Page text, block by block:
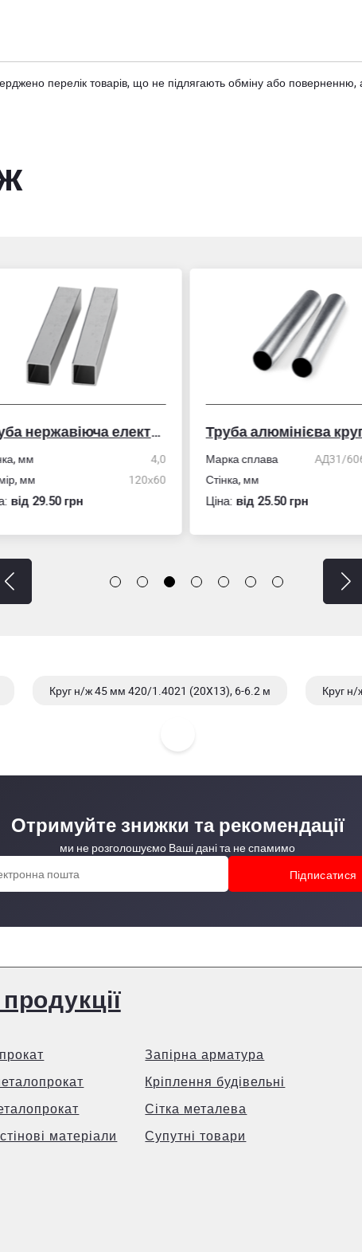
перелік товарів, що не підлягають обміну або поверненню,
Труба нержавіюча електрозварна профільна
мм
4,0
мм
120х60
вiд 29.50 грн
Труба алюмінієва
Марка сплава
АД31/
Стінка, мм
Ціна:вiд 25.50 грн
Круг н/ж 45 мм 420/1.4021 (20X13), 6-6.2 м Круг
Отримуйте знижки та рекомендації
ми не розголошуємо Ваші дані та не спамимо
матеріали
Запірна арматура
Кріплення будівельні
Сітка металева
Супутні товари